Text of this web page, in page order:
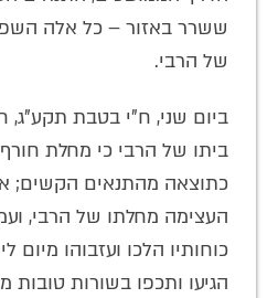
ששרר באזור – כל אלה
של הרבי.
ביום שני, ח"י בטבת תקע"ג,
ביתו של הרבי כי מחלת
כתוצאה מהתנאים הקשים;
העצימה מחלתו של הרבי,
כוחותיו הלכו ועזבוהו מיום
הגיעו ותכפו בשורות טובות